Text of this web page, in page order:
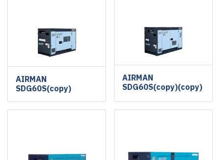
AIRMAN
SDG60S(copy)
AIRMAN
SDG60S(copy)(copy)